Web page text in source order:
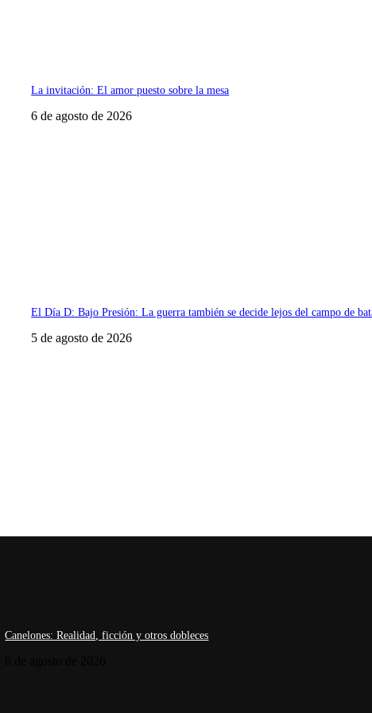
La invitación: El amor puesto sobre la mesa
6 de agosto de 2026
El Día D: Bajo Presión: La guerra también se decide lejos del campo de
5 de agosto de 2026
Canelones: Realidad, ficción y otros dobleces